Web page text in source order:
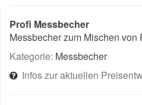
Profi Messbecher
Messbecher zum Mischen
Kategorie: Messbecher
Infos zur aktuellen